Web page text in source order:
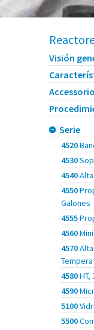
Visión
Serie
4520
4530
4540
4550
Galones
4555
4560
4570
4580HT,
4590
5100
5500